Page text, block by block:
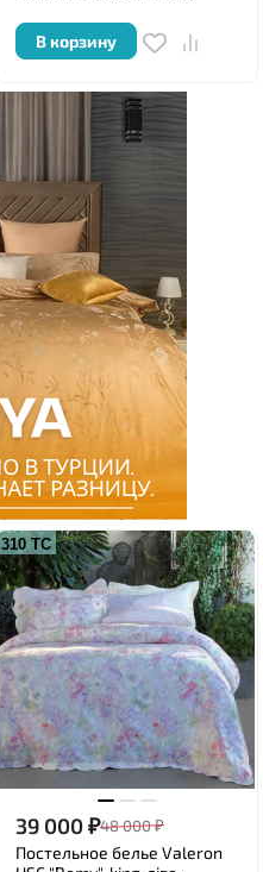
В корзину
310 ТС
39 000₽48 000₽
Постельное белье Valeron